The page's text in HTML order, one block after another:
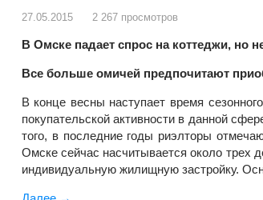
27.05.2015 2 267 просмотров
В Омске падает спрос на коттеджи, но
Все больше омичей предпочитают
В конце весны наступает время
покупательской активности в данной
того, в последние годы риэлторы
Омске сейчас насчитывается около трех
индивидуальную жилищную застройку.